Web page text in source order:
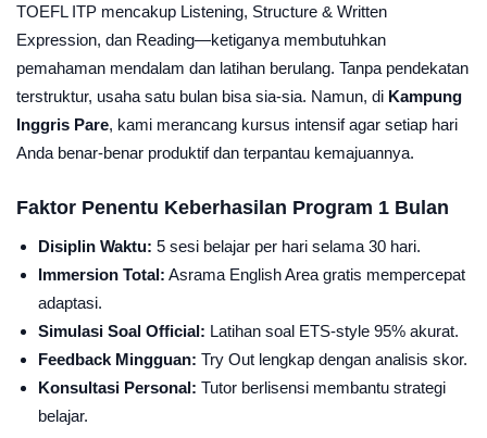
TOEFL ITP mencakup Listening, Structure & Written
Expression, dan Reading—ketiganya membutuhkan
pemahaman mendalam dan latihan berulang. Tanpa pendekatan
terstruktur, usaha satu bulan bisa sia-sia. Namun, di Kampung
Inggris Pare, kami merancang kursus intensif agar setiap hari
Anda benar-benar produktif dan terpantau kemajuannya.
Faktor Penentu Keberhasilan Program 1 Bulan
Disiplin Waktu: 5 sesi belajar per hari selama 30 hari.
Immersion Total: Asrama English Area gratis mempercepat
adaptasi.
Simulasi Soal Official: Latihan soal ETS-style 95% akurat.
Feedback Mingguan: Try Out lengkap dengan analisis skor.
Konsultasi Personal: Tutor berlisensi membantu strategi
belajar.